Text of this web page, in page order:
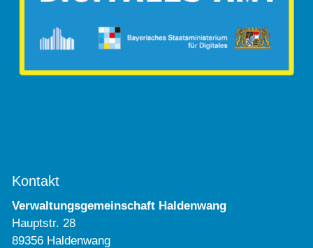
Kontakt
Verwaltungsgemeinschaft Haldenwang
Hauptstr. 28
89356 Haldenwang